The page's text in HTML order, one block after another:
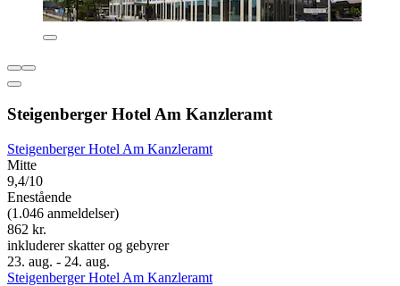
Steigenberger Hotel Am Kanzleramt
Steigenberger Hotel Am Kanzleramt
Mitte
9,4/10
Enestående
(1.046 anmeldelser)
862 kr.
inkluderer skatter og gebyrer
23. aug. - 24. aug.
Steigenberger Hotel Am Kanzleramt